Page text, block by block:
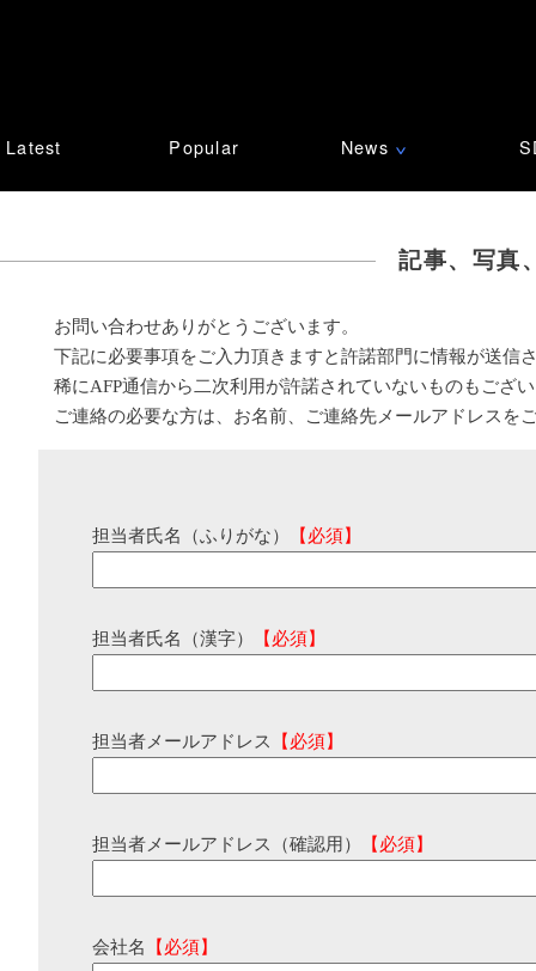
Latest Popular News ∨
記事、写真
お問い合わせありがとうございます。
下記に必要事項をご入力頂きますと許諾部門に情報が送信
稀にAFP通信から二次利用が許諾されていないものもござ
ご連絡の必要な方は、お名前、ご連絡先メールアドレスを
担当者氏名（ふりがな） 【必須】
担当者氏名（漢字） 【必須】
担当者メールアドレス 【必須】
担当者メールアドレス（確認用） 【必須】
会社名 【必須】